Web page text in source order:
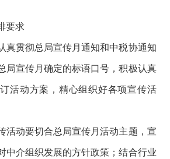
要求
真贯彻总局宣传月通知和中税协通知
局宣传月确定的标语口号，积极认真
活动方案，精心组织好各项宣传活
活动要切合总局宣传月活动主题，宣
中介组织发展的方针政策；结合行业